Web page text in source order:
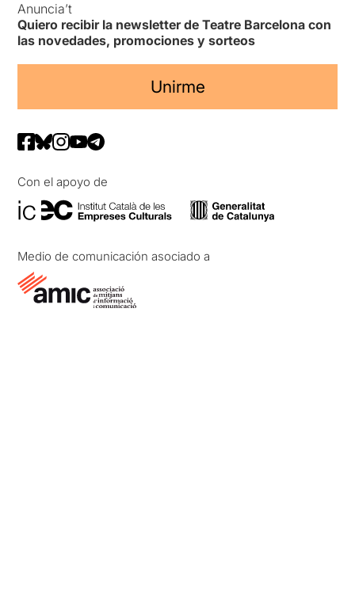
Anuncia’t
Quiero recibir la newsletter de Teatre Barcelona con
las novedades, promociones y sorteos
Unirme
Con el apoyo de
Medio de comunicación asociado a